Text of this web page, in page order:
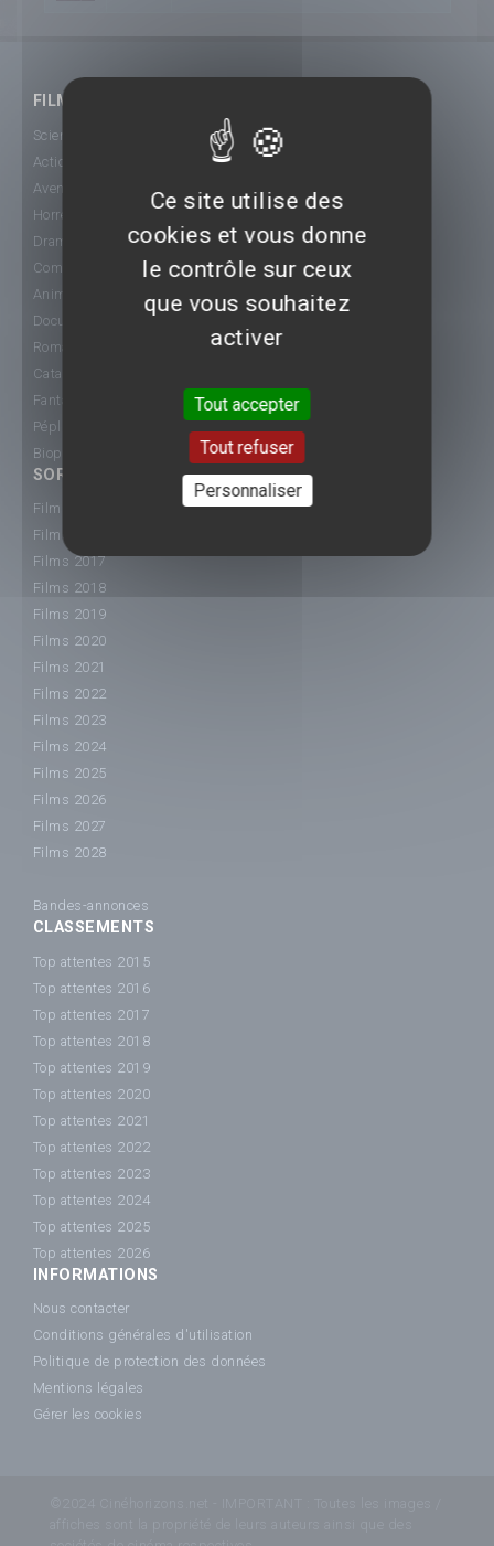
FILMS
Science-Fiction
Action
Aventure
Horreur
Drame
Comédie
Animation
Documentaire
Romance
Catastrophe
Fantastique
Péplum
Biopic
SORTIE CINÉ
Films 2015
Films 2016
Films 2017
Films 2018
Films 2019
Films 2020
Films 2021
Films 2022
Films 2023
Films 2024
Films 2025
Films 2026
Films 2027
Films 2028
Bandes-annonces
CLASSEMENTS
Top attentes 2015
Top attentes 2016
Top attentes 2017
Top attentes 2018
Top attentes 2019
Top attentes 2020
Top attentes 2021
Top attentes 2022
Top attentes 2023
Top attentes 2024
Top attentes 2025
Top attentes 2026
INFORMATIONS
Nous contacter
Conditions générales d'utilisation
Politique de protection des données
Mentions légales
Gérer les cookies
Ce site utilise des
cookies et vous donne
le contrôle sur ceux
que vous souhaitez
activer
Tout accepter
Tout refuser
Personnaliser